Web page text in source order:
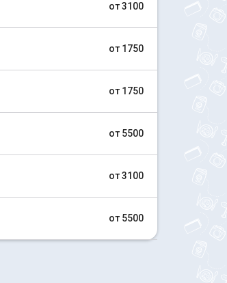
от 3100
от 1750
от 1750
от 5500
от 3100
от 5500